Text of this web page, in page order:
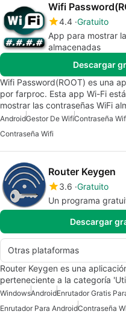
Wifi
4.4 Gratuito
App para mostrar
almacenadas
Descargar
Wifi Password(ROOT) es una
por farproc. Esta app Wi-Fi
mostrar las contraseñas WiFi
AndroidGestor De WifiContraseña
Contraseña Wifi
Router Keygen
3.6 Gratuito
Un programa
Descargar
Otras plataformas
Router Keygen es una
perteneciente a la categoría
WindowsAndroidEnrutador Gratis
Enrutador Para AndroidContraseña